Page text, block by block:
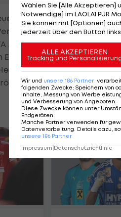
Rasenturnier auf
e/motion
zusammenzuarbeiten und
Weindorfer von e/
um eine Woche
Wählen Sie [Alle Akzeptieren]
Notwendige] im LAOLA1 PUR
Sie können mit [Optionen]
jederzeit über den Button
ALLE AKZEPTIEREN
Tracking und
Wir und unsere 186 Partner
folgenden Zwecke: Speichern von
Inhalte, Messung von
und Verbesserung von Angeboten
Diese Zwecke können unter
Endgeräten
Manche Partner verwenden für
Datenverarbeitung. Details dazu,
unsere 186 Partner
Impressum|Datenschutzrichtlinie